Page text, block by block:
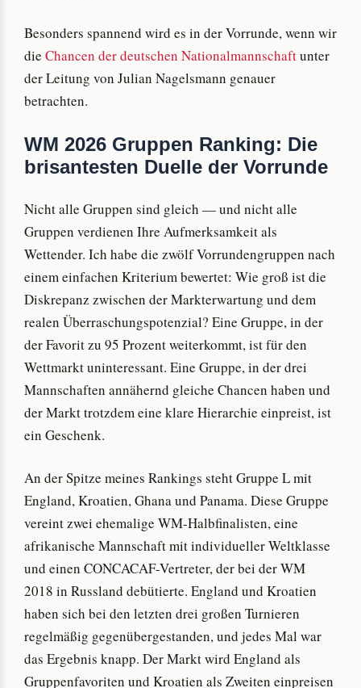
Besonders spannend wird es in der Vorrunde, wenn wir
die Chancen der deutschen Nationalmannschaftunter
der Leitung von Julian Nagelsmann genauer
betrachten.
WM 2026 Gruppen Ranking: Die
brisantesten Duelle der Vorrunde
Nicht alle Gruppen sind gleich — und nicht alle
Gruppen verdienen Ihre Aufmerksamkeit als
Wettender. Ich habe die zwölf Vorrundengruppen nach
einem einfachen Kriterium bewertet: Wie groß ist die
Diskrepanz zwischen der Markterwartung und dem
realen Überraschungspotenzial? Eine Gruppe, in der
der Favorit zu 95 Prozent weiterkommt, ist für den
Wettmarkt uninteressant. Eine Gruppe, in der drei
Mannschaften annähernd gleiche Chancen haben und
der Markt trotzdem eine klare Hierarchie einpreist, ist
ein Geschenk.
An der Spitze meines Rankings steht Gruppe L mit
England, Kroatien, Ghana und Panama. Diese Gruppe
vereint zwei ehemalige WM-Halbfinalisten, eine
afrikanische Mannschaft mit individueller Weltklasse
und einen CONCACAF-Vertreter, der bei der WM
2018 in Russland debütierte. England und Kroatien
haben sich bei den letzten drei großen Turnieren
regelmäßig gegenübergestanden, und jedes Mal war
das Ergebnis knapp. Der Markt wird England als
Gruppenfavoriten und Kroatien als Zweiten einpreisen